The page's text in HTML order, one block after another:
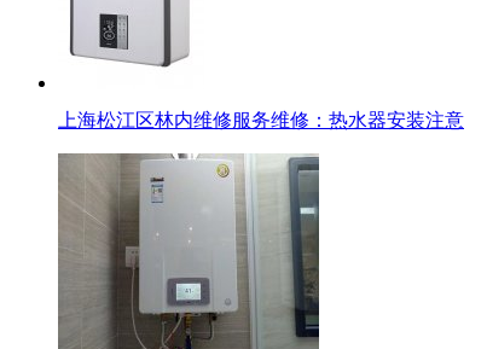
上海松江区林内维修服务维修：热水器安装注意